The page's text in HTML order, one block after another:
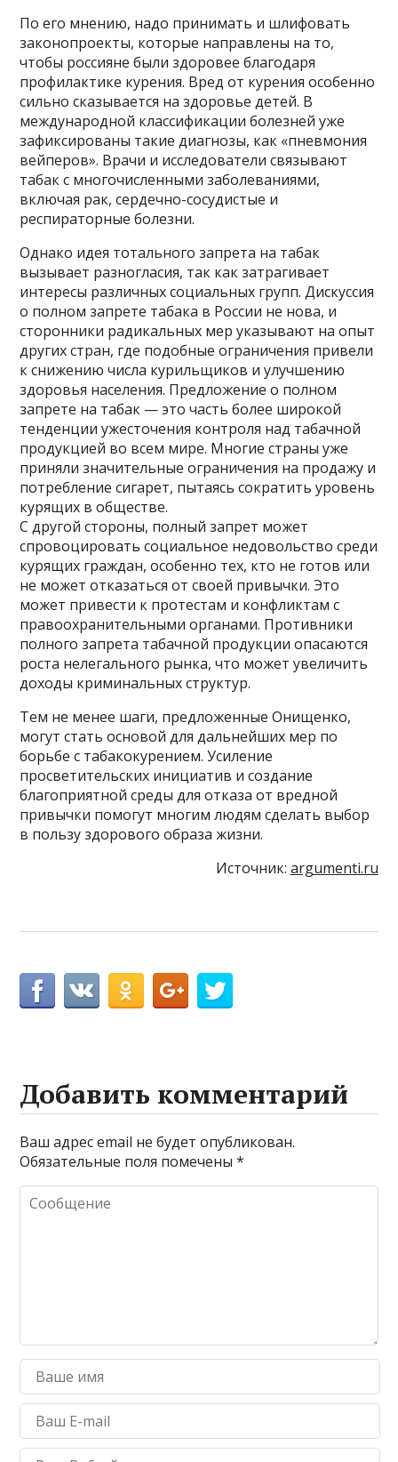
По его мнению, надо принимать и шлифовать
законопроекты, которые направлены на то,
чтобы россияне были здоровее благодаря
профилактике курения. Вред от курения особенно
сильно сказывается на здоровье детей. В
международной классификации болезней уже
зафиксированы такие диагнозы, как «пневмония
вейперов». Врачи и исследователи связывают
табак с многочисленными заболеваниями,
включая рак, сердечно-сосудистые и
респираторные болезни.
Однако идея тотального запрета на табак
вызывает разногласия, так как затрагивает
интересы различных социальных групп. Дискуссия
о полном запрете табака в России не нова, и
сторонники радикальных мер указывают на опыт
других стран, где подобные ограничения привели
к снижению числа курильщиков и улучшению
здоровья населения. Предложение о полном
запрете на табак — это часть более широкой
тенденции ужесточения контроля над табачной
продукцией во всем мире. Многие страны уже
приняли значительные ограничения на продажу и
потребление сигарет, пытаясь сократить уровень
курящих в обществе.
С другой стороны, полный запрет может
спровоцировать социальное недовольство среди
курящих граждан, особенно тех, кто не готов или
не может отказаться от своей привычки. Это
может привести к протестам и конфликтам с
правоохранительными органами. Противники
полного запрета табачной продукции опасаются
роста нелегального рынка, что может увеличить
доходы криминальных структур.
Тем не менее шаги, предложенные Онищенко,
могут стать основой для дальнейших мер по
борьбе с табакокурением. Усиление
просветительских инициатив и создание
благоприятной среды для отказа от вредной
привычки помогут многим людям сделать выбор
в пользу здорового образа жизни.
Источник: argumenti.ru
Добавить комментарий
Ваш адрес email не будет опубликован.
Обязательные поля помечены*